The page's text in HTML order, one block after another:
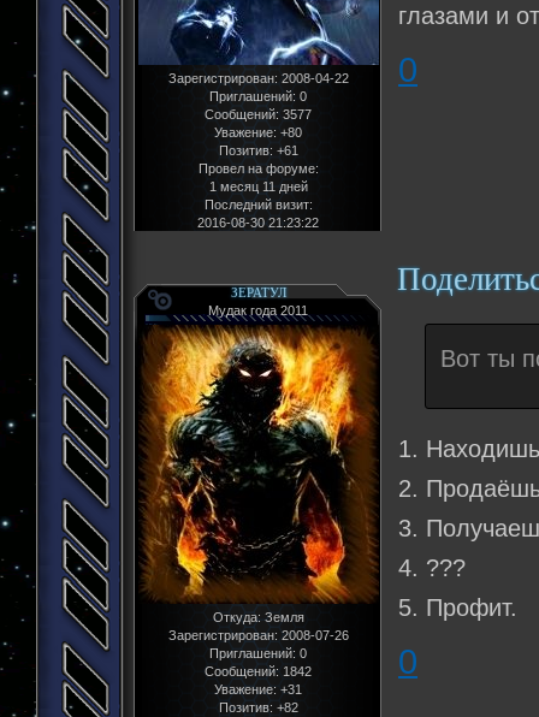
Зарегистрирован: 2008-04-22
Приглашений: 0
Сообщений: 3577
Уважение: +80
Позитив: +61
Провел на форуме:
1 месяц 11 дней
Последний визит:
2016-08-30 21:23:22
глазами и
0
ЗЕРАТУЛ
Мудак года 2011
Откуда: Земля
Зарегистрирован: 2008-07-26
Приглашений: 0
Сообщений: 1842
Уважение: +31
Позитив: +82
Вот ты
1.
2.
3.
4. ???
5. Профит.
0